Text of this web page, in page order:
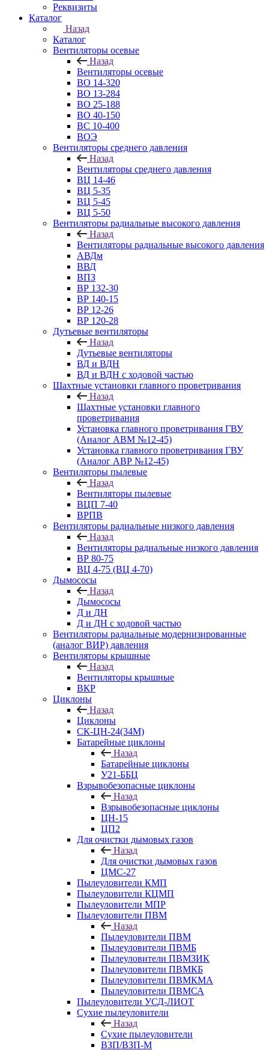
Реквизиты
Каталог
Назад
Каталог
Вентиляторы осевые
Назад
Вентиляторы осевые
ВО 14-320
ВО 13-284
ВО 25-188
ВО 40-150
ВС 10-400
ВОЭ
Вентиляторы среднего давления
Назад
Вентиляторы среднего давления
ВЦ 14-46
ВЦ 5-35
ВЦ 5-45
ВЦ 5-50
Вентиляторы радиальные высокого давления
Назад
Вентиляторы радиальные высокого давления
АВДм
ВВД
ВПЗ
ВР 132-30
ВР 140-15
ВР 12-26
ВР 120-28
Дутьевые вентиляторы
Назад
Дутьевые вентиляторы
ВД и ВДН
ВД и ВДН с ходовой частью
Шахтные установки главного проветривания
Назад
Шахтные установки главного
проветривания
Установка главного проветривания ГВУ
(Аналог АВМ №12-45)
Установка главного проветривания ГВУ
(Аналог АВР №12-45)
Вентиляторы пылевые
Назад
Вентиляторы пылевые
ВЦП 7-40
ВРПВ
Вентиляторы радиальные низкого давления
Назад
Вентиляторы радиальные низкого давления
ВР 80-75
ВЦ 4-75 (ВЦ 4-70)
Дымососы
Назад
Дымососы
Д и ДН
Д и ДН с ходовой частью
Вентиляторы радиальные модернизированные
(аналог ВИР) давления
Вентиляторы крышные
Назад
Вентиляторы крышные
ВКР
Циклоны
Назад
Циклоны
СК-ЦН-24(34М)
Батарейные циклоны
Назад
Батарейные циклоны
У21-ББЦ
Взрывобезопасные циклоны
Назад
Взрывобезопасные циклоны
ЦН-15
ЦП2
Для очистки дымовых газов
Назад
Для очистки дымовых газов
ЦМС-27
Пылеуловители КМП
Пылеуловители КЦМП
Пылеуловители МПР
Пылеуловители ПВМ
Назад
Пылеуловители ПВМ
Пылеуловители ПВМБ
Пылеуловители ПВМЗИК
Пылеуловители ПВМКБ
Пылеуловители ПВМКМА
Пылеуловители ПВМСА
Пылеуловители УСД-ЛИОТ
Сухие пылеуловители
Назад
Сухие пылеуловители
ВЗП/ВЗП-М